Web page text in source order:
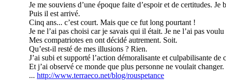
Je me souviens d’une époque faite d’espoir et de certitudes.
Puis il est arrivé.
Cinq ans... c’est court. Mais que ce fut long pourtant !
Je ne l’ai pas choisi car je savais qui il était. Je ne l’ai pas
Mes compatriotes en ont décidé autrement. Soit.
Qu’est-il resté de mes illusions ? Rien.
J’ai subi et supporté l’action démoralisante et culpabilisante
Et j’ai observé ce monde que plus personne ne voulait changer.
... http://www.terraeco.net/blog/rouspetance